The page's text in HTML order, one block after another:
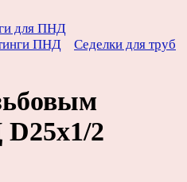
для ПНД
ПНД
Седелки для труб
2